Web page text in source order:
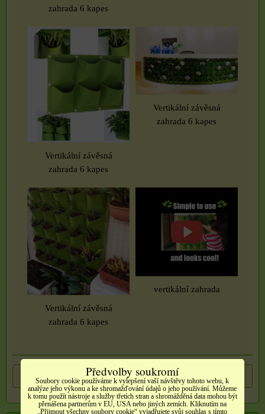
zahrada 6 kapes
Vertikální závěsná
zahrada 6 kapes
Vertikální závěsná
zahrada 6 kapes
Vertikální závěsná
zahrada 6 kapes
vertikální zahrada
Předchozí produkt Následující produkt
Předvolby soukromí
Soubory cookie používáme k vylepšení vaší návštěvy tohoto webu, k
analýze jeho výkonu a ke shromažďování údajů o jeho používání. Můžeme
k tomu použít nástroje a služby třetích stran a shromážděná data mohou být
přenášena partnerům v EU, USA nebo jiných zemích. Kliknutím na
„Přijmout všechny soubory cookie“ vyjadřujete svůj souhlas s tímto